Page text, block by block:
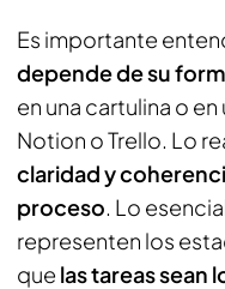
Es importante
depende de su
en una cartulina o
Notion o Trello. Lo
claridad y
proceso. Lo
representen los
que las tareas sean